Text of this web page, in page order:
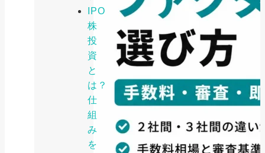
IPO
株
投
資
と
は？
仕
組
み
を